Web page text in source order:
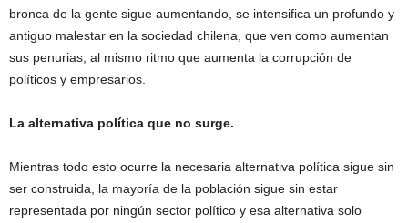
bronca de la gente sigue aumentando, se intensifica un profundo y
antiguo malestar en la sociedad chilena, que ven como aumentan
sus penurias, al mismo ritmo que aumenta la corrupción de
políticos y empresarios.
La alternativa política que no surge.
Mientras todo esto ocurre la necesaria alternativa política sigue sin
ser construida, la mayoría de la población sigue sin estar
representada por ningún sector político y esa alternativa solo